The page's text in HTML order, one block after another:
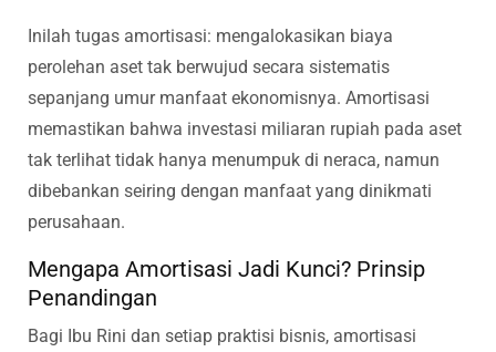
Inilah tugas amortisasi: mengalokasikan biaya
perolehan aset tak berwujud secara sistematis
sepanjang umur manfaat ekonomisnya. Amortisasi
memastikan bahwa investasi miliaran rupiah pada aset
tak terlihat tidak hanya menumpuk di neraca, namun
dibebankan seiring dengan manfaat yang dinikmati
perusahaan.
Mengapa Amortisasi Jadi Kunci? Prinsip
Penandingan
Bagi Ibu Rini dan setiap praktisi bisnis, amortisasi